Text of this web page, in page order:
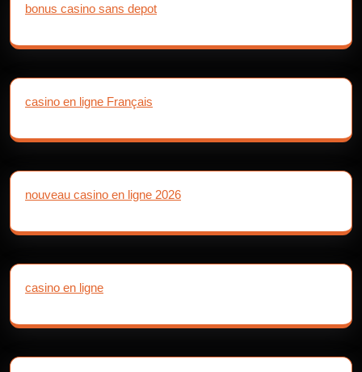
bonus casino sans depot
casino en ligne Français
nouveau casino en ligne 2026
casino en ligne